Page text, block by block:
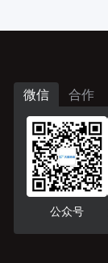
微信 合作
公众号